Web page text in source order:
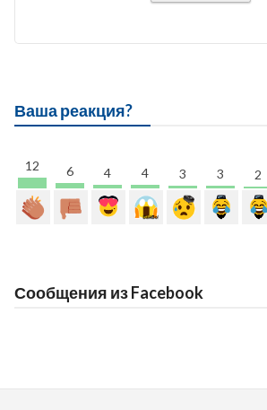
Ваша реакция?
12 6 4 4 3 3 2
Сообщения из Facebook